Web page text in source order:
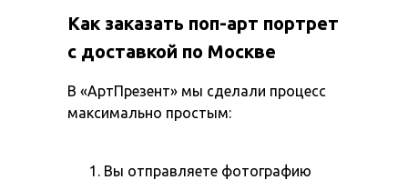
Как заказать поп-арт портрет
с доставкой по Москве
В «АртПрезент» мы сделали процесс
максимально простым:
Вы отправляете фотографию